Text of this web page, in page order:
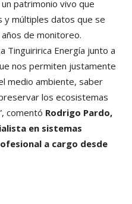
patrimonio vivo que
y múltiples datos que se
de monitoreo.
Tinguiririca Energía junto a
nos permiten justamente
medio ambiente, saber
los ecosistemas
comentó Rodrigo Pardo,
en sistemas
a cargo desde